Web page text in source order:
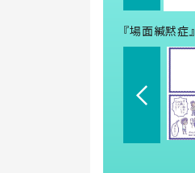
『場面緘黙症